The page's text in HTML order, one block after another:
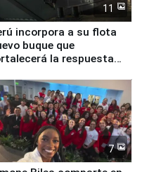
11
incorpora a su flota
buque que
la respuesta
7